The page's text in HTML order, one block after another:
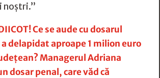
noștri.”
Ce se aude cu dosarul
delapidat aproape 1 milion euro
Managerul Adriana
dosar penal, care văd că